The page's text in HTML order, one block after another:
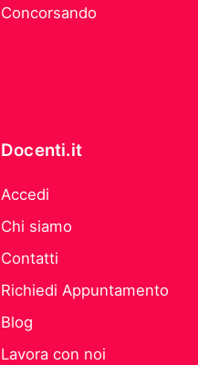
Concorsando
Docenti.it
Accedi
Chi siamo
Contatti
Richiedi Appuntamento
Blog
Lavora con noi